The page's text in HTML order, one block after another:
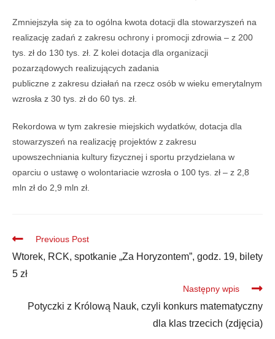
Zmniejszyła się za to ogólna kwota dotacji dla stowarzyszeń na
realizację zadań z zakresu ochrony i promocji zdrowia – z 200
tys. zł do 130 tys. zł. Z kolei dotacja dla organizacji
pozarządowych realizujących zadania
publiczne z zakresu działań na rzecz osób w wieku emerytalnym
wzrosła z 30 tys. zł do 60 tys. zł.
Rekordowa w tym zakresie miejskich wydatków, dotacja dla
stowarzyszeń na realizację projektów z zakresu
upowszechniania kultury fizycznej i sportu przydzielana w
oparciu o ustawę o wolontariacie wzrosła o 100 tys. zł – z 2,8
mln zł do 2,9 mln zł.
Previous Post
Wtorek, RCK, spotkanie „Za Horyzontem”, godz. 19, bilety
5 zł
Następny wpis
Potyczki z Królową Nauk, czyli konkurs matematyczny
dla klas trzecich (zdjęcia)